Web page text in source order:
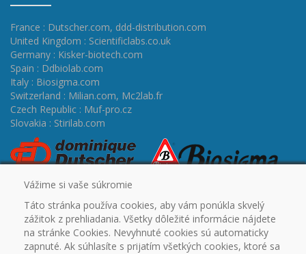
France : Dutscher.com, ddd-distribution.com
United Kingdom : Scientificlabs.co.uk
Germany : Kisker-biotech.com
Spain : Ddbiolab.com
Italy : Biosigma.com
Switzerland : Milian.com, Mc2lab.fr
Czech Republic : Muf-pro.cz
Slovakia : Stirilab.com
ÚVOD CERTIFIKÁTY PROMO OUTLET NA
Vážime si vaše súkromie
Táto stránka používa cookies, aby vám ponúkla skvelý
zážitok z prehliadania. Všetky dôležité informácie nájdete
na stránke Cookies. Nevyhnuté cookies sú automaticky
zapnuté. Ak súhlasíte s prijatím všetkých cookies, ktoré sa